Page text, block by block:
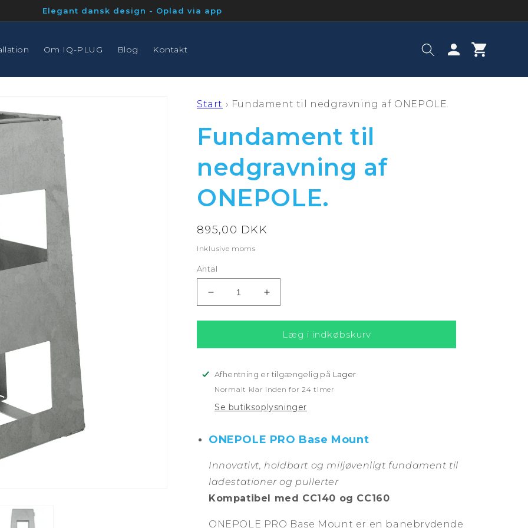
Elegant dansk design - Oplad via app
Om IQ-PLUG Blog Kontakt
Log
ind
Indkøbskurv
Start › Fundament til nedgravning af ONEPOLE.
Fundament til
nedgravning af
ONEPOLE.
Normalpris
895,00 DKK
Inklusive moms
Antal
Reducer
antallet
for
til
af
Øg
antallet
for
Fundament
til
af
Læg i indkøbskurv
Afhentning er tilgængelig på Lager
Normalt klar inden for 24 timer
Se butiksoplysninger
ONEPOLE PRO Base Mount
Innovativt, holdbart og miljøvenligt fundament til
ladestationer og pullerter
Kompatibel med CC140 og CC160
ONEPOLE PRO Base Mount er en banebrydende